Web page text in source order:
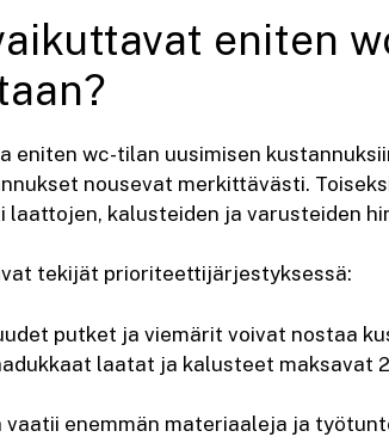
eniten
eniten wc-tilan uusimisen
nousevat merkittävästi.
kalusteiden ja varusteiden
tekijät prioriteettijärjestyksessä:
putket ja viemärit voivat nostaa
laatat ja kalusteet maksavat
vaatii enemmän materiaaleja ja